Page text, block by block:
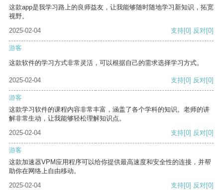
这款app是我学习路上的良师益友，让我能够随时随地学习新知识，拓宽
视野。
2025-02-04
支持[0] 反对[0]
游客
这款软件的学习方式非常灵活，可以根据自己的需求选择学习方式。
2025-02-04 支持[0] 反对[0]
游客
这款学习软件的课程内容非常丰富，涵盖了各个学科的知识。老师的讲
解非常生动，让我能够轻松理解知识点。
2025-02-04
支持[0] 反对[0]
游客
这款加速器VPM应用程序可以给你提供最高速度和安全性的连接，并帮
助你在网络上自由移动。
2025-02-04
支持[0] 反对[0]